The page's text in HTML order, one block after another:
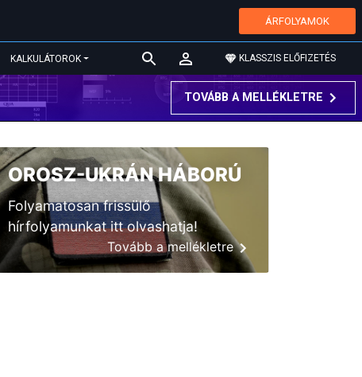
ÁRFOLYAMOK
KALKULÁTOROK KLASSZIS ELŐFIZETÉS
TOVÁBB A MELLÉKLETRE
OROSZ-UKRÁN HÁBORÚ
Folyamatosan frissülő
hírfolyamunkat itt olvashatja!
Tovább a mellékletre